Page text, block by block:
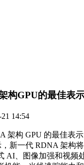
构GPU的最佳表
14:54
构 GPU 的最佳表示
新一代 RDNA 架构
AI、图像加强和视频